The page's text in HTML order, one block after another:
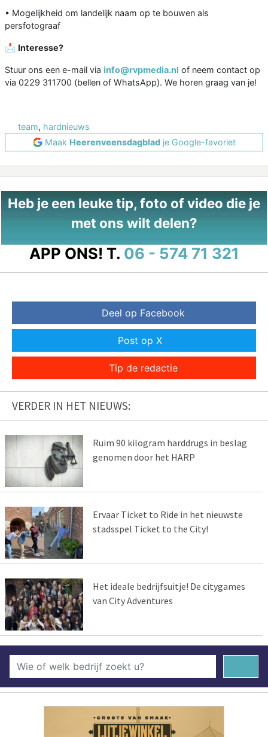
• Mogelijkheid om landelijk naam op te bouwen als
persfotograaf
📩 Interesse?
Stuur ons een e-mail via info@rvpmedia.nl of neem contact op
via 0229 311700 (bellen of WhatsApp). We horen graag van je!
team, hardnieuws
Maak Heerenveensdagbladje Google-favoriet
Heb je een leuke tip, foto of video die je
met ons wilt delen?
APP ONS! T. 06 - 574 71 321
Deel op Facebook
Post op X
Tip de redactie
VERDER IN HET NIEUWS:
Ruim 90 kilogram harddrugs in beslag
genomen door het HARP
Ervaar Ticket to Ride in het nieuwste
stadsspel Ticket to the City!
Het ideale bedrijfsuitje! De citygames
van City Adventures